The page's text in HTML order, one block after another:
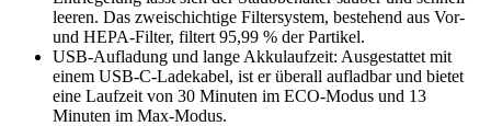
leeren. Das zweischichtige Filtersystem, bestehend aus Vor-
und HEPA-Filter, filtert 95,99 % der Partikel.
USB-Aufladung und lange Akkulaufzeit: Ausgestattet mit
einem USB-C-Ladekabel, ist er überall aufladbar und bietet
eine Laufzeit von 30 Minuten im ECO-Modus und 13
Minuten im Max-Modus.